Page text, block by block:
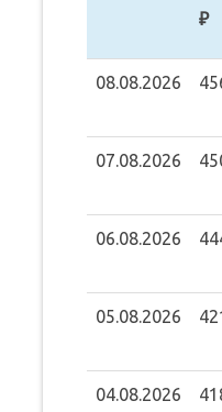
₽
08.08.2026
07.08.2026
06.08.2026
05.08.2026
04.08.2026